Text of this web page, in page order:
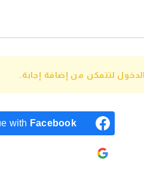
لتتمكن من إضافة إجابة.
with Facebook